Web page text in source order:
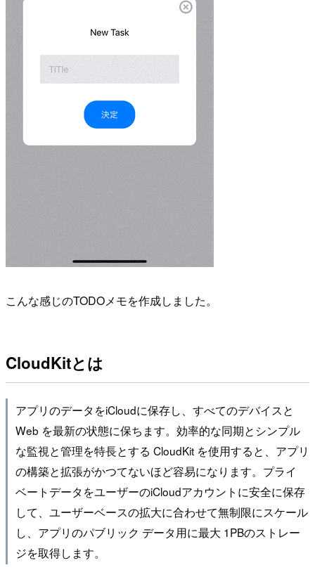
こんな感じのTODOメモを作成しました。
CloudKitとは
アプリのデータをiCloudに保存し、すべてのデバイスと
Web を最新の状態に保ちます。効率的な同期とシンプル
な監視と管理を特長とする CloudKit を使用すると、アプリ
の構築と拡張がかつてないほど容易になります。プライ
ベートデータをユーザーのiCloudアカウントに安全に保存
して、ユーザーベースの拡大に合わせて無制限にスケール
し、アプリのパブリック データ用に最大 1PBのストレー
ジを取得します。